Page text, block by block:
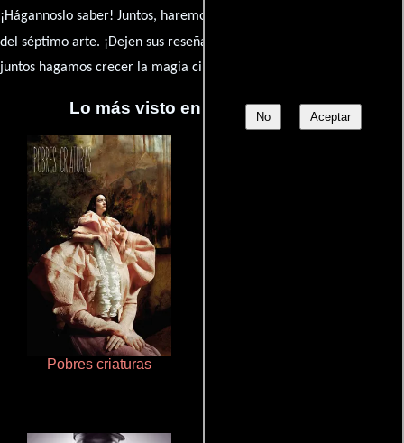
No Aceptar
¡Hágannoslo saber! Juntos, haremos de esta comunidad el epicentro
del séptimo arte. ¡Dejen sus reseña en la
juntos hagamos crecer la magia cinematográfica!
Lo más visto en Cineyseries.net
Pobres criaturas